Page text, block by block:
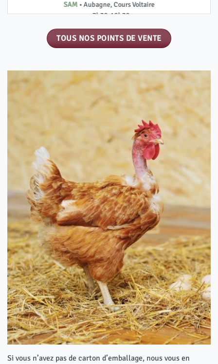
SAM • Aubagne, Cours Voltaire
• 7h30-12h30
• 7h30-12h30
TOUS NOS POINTS DE VENTE
Si vous n’avez pas de carton d’emballage, nous vous en